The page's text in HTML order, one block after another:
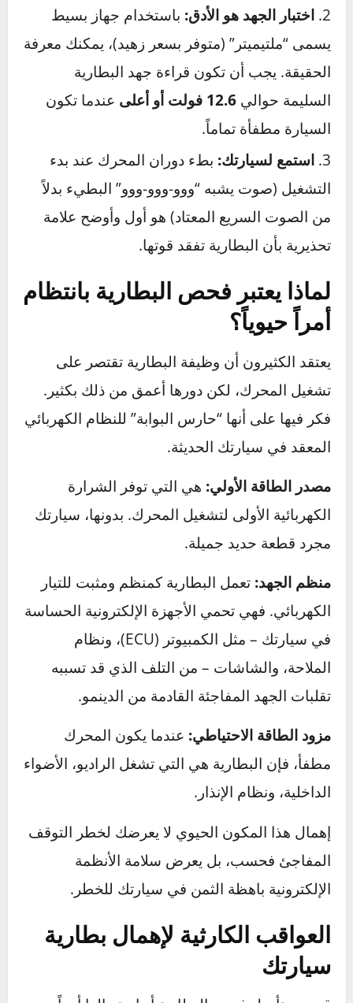
مخضر حول أقطاب البطارية (الأصابع)؟ هل يبدو
هيكل البطارية منتفخاً أو به تشققات؟ هذه علامات
واضحة على وجود مشكلة.
اختبار الجهد هو الأدق:باستخدام جهاز بسيط
يسمى “ملتيميتر” (متوفر بسعر زهيد)، يمكنك معرفة
الحقيقة. يجب أن تكون قراءة جهد البطارية
السليمة حوالي12.6 فولت أو أعلى
عندما تكون
السيارة مطفأة تماماً.
التشغيل (صوت يشبه “ووو-ووو-ووو” البطيء بدلاً
من الصوت السريع المعتاد) هو أول وأوضح علامة
تحذيرية بأن البطارية تفقد قوتها.
لماذا يعتبر فحص البطارية بانتظام
أمراً حيوياً؟
يعتقد الكثيرون أن وظيفة البطارية تقتصر على
تشغيل المحرك، لكن دورها أعمق من ذلك بكثير.
فكر فيها على أنها “حارس البوابة” للنظام الكهربائي
مصدر الطاقة الأولي:هي التي توفر الشرارة
الكهربائية الأولى لتشغيل المحرك. بدونها، سيارتك
مجرد قطعة حديد جميلة.
منظم الجهد:تعمل البطارية كمنظم ومثبت للتيار
الكهربائي. فهي تحمي الأجهزة الإلكترونية الحساسة
في سيارتك – مثل الكمبيوتر (ECU)، ونظام
الملاحة، والشاشات – من التلف الذي قد تسببه
تقلبات الجهد المفاجئة القادمة من الدينمو.
مزود الطاقة الاحتياطي:عندما يكون المحرك
مطفأ، فإن البطارية هي التي تشغل الراديو، الأضواء
الداخلية، ونظام الإنذار.
إهمال هذا المكون الحيوي لا يعرضك لخطر التوقف